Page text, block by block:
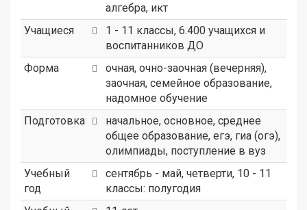
алгебра, икт
Учащиеся
1 - 11 классы, 6.400 учащихся и
воспитанников ДО
Форма
очная, очно-заочная (вечерняя),
заочная, семейное образование,
надомное обучение
Подготовка
начальное, основное, среднее
общее образование, егэ, гиа (огэ),
олимпиады, поступление в вуз
Учебный
год
сентябрь - май, четверти, 10 - 11
классы: полугодия